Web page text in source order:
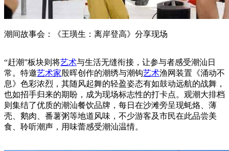
潮间故事会：《王璜生：离岸登高》分享现场
“赶潮”板块则将艺术与生活无缝衔接，让参与者感受潮汕日
常。特邀艺术家殷晖创作的潮绣与潮钩艺术渔网装置《涌动不
息》色彩浓烈，其随风起舞的轻盈姿态有如鼓动远航的战舞，
也如招手归来的期盼，成为现场标志性的打卡点。观潮大排档
则集结了优质的潮汕餐饮品牌，每日在沙滩旁呈现蚝烙、薄
壳、鹅肉、番薯粥等地道风味，不少游客及市民在此品尝美
食、聆听潮声，用味蕾感受潮汕温情。